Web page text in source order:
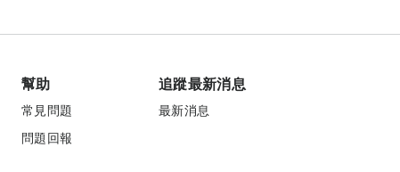
幫助
常見問題
問題回報
追蹤最新消息
最新消息